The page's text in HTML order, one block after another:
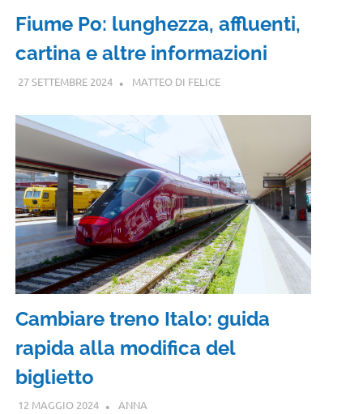
Fiume Po: lunghezza, affluenti,
cartina e altre informazioni
27 SETTEMBRE 2024 MATTEO DI FELICE
Cambiare treno Italo: guida
rapida alla modifica del
biglietto
12 MAGGIO 2024 ANNA